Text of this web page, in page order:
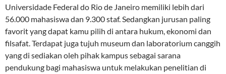
Universidade Federal do Rio de Janeiro memiliki lebih dari
56.000 mahasiswa dan 9.300 staf. Sedangkan jurusan paling
favorit yang dapat kamu pilih di antara hukum, ekonomi dan
filsafat. Terdapat juga tujuh museum dan laboratorium canggih
yang di sediakan oleh pihak kampus sebagai sarana
pendukung bagi mahasiswa untuk melakukan penelitian di